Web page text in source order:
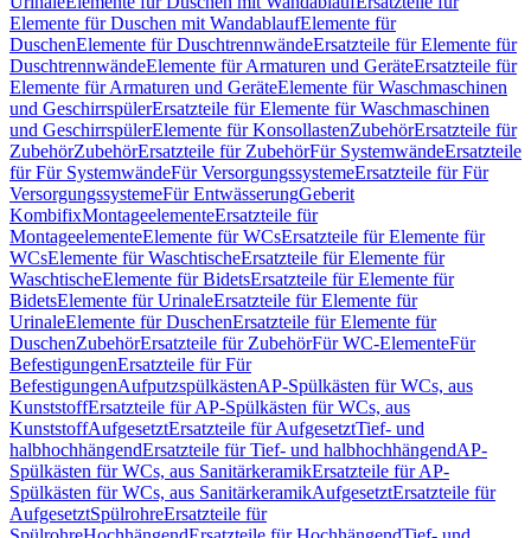
Elemente für Duschen mit WandablaufElemente für
DuschenElemente für DuschtrennwändeErsatzteile für Elemente für
DuschtrennwändeElemente für Armaturen und GeräteErsatzteile für
Elemente für Armaturen und GeräteElemente für Waschmaschinen
und GeschirrspülerErsatzteile für Elemente für Waschmaschinen
und GeschirrspülerElemente für KonsollastenZubehörErsatzteile für
ZubehörZubehörErsatzteile für ZubehörFür SystemwändeErsatzteile
für Für SystemwändeFür VersorgungssystemeErsatzteile für Für
VersorgungssystemeFür EntwässerungGeberit
KombifixMontageelementeErsatzteile für
MontageelementeElemente für WCsErsatzteile für Elemente für
WCsElemente für WaschtischeErsatzteile für Elemente für
WaschtischeElemente für BidetsErsatzteile für Elemente für
BidetsElemente für UrinaleErsatzteile für Elemente für
UrinaleElemente für DuschenErsatzteile für Elemente für
DuschenZubehörErsatzteile für ZubehörFür WC-ElementeFür
BefestigungenErsatzteile für Für
BefestigungenAufputzspülkästenAP-Spülkästen für WCs, aus
KunststoffErsatzteile für AP-Spülkästen für WCs, aus
KunststoffAufgesetztErsatzteile für AufgesetztTief- und
halbhochhängendErsatzteile für Tief- und halbhochhängendAP-
Spülkästen für WCs, aus SanitärkeramikErsatzteile für AP-
Spülkästen für WCs, aus SanitärkeramikAufgesetztErsatzteile für
AufgesetztSpülrohreErsatzteile für